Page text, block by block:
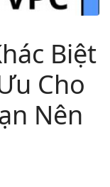
Biệt
Cho
Nên